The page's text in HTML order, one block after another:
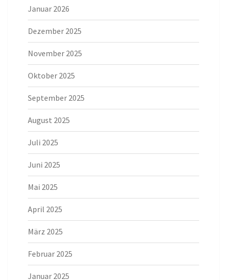
Januar 2026
Dezember 2025
November 2025
Oktober 2025
September 2025
August 2025
Juli 2025
Juni 2025
Mai 2025
April 2025
März 2025
Februar 2025
Januar 2025